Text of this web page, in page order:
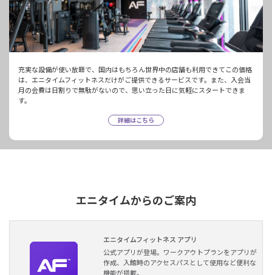
充実な設備が使い放題で、国内はもちろん世界中の店舗も利用できてこの価格
は、エニタイムフィットネスだけがご提供できるサービスです。また、入会当
月の会費は日割りで無駄がないので、思い立った日に気軽にスタートできま
す。
詳細はこちら
エニタイムからのご案内
エニタイムフィットネス アプリ
公式アプリが登場。ワークアウトプランをアプリが
作成、入館時のアクセスパスとして使用など便利な
機能が搭載。